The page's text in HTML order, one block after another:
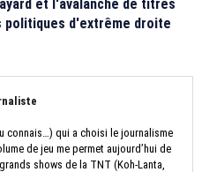
et l'avalanche de titres
politiques d'extrême droite
qui a choisi le journalisme
de jeu me permet aujourd’hui de
shows de la TNT (Koh-Lanta,